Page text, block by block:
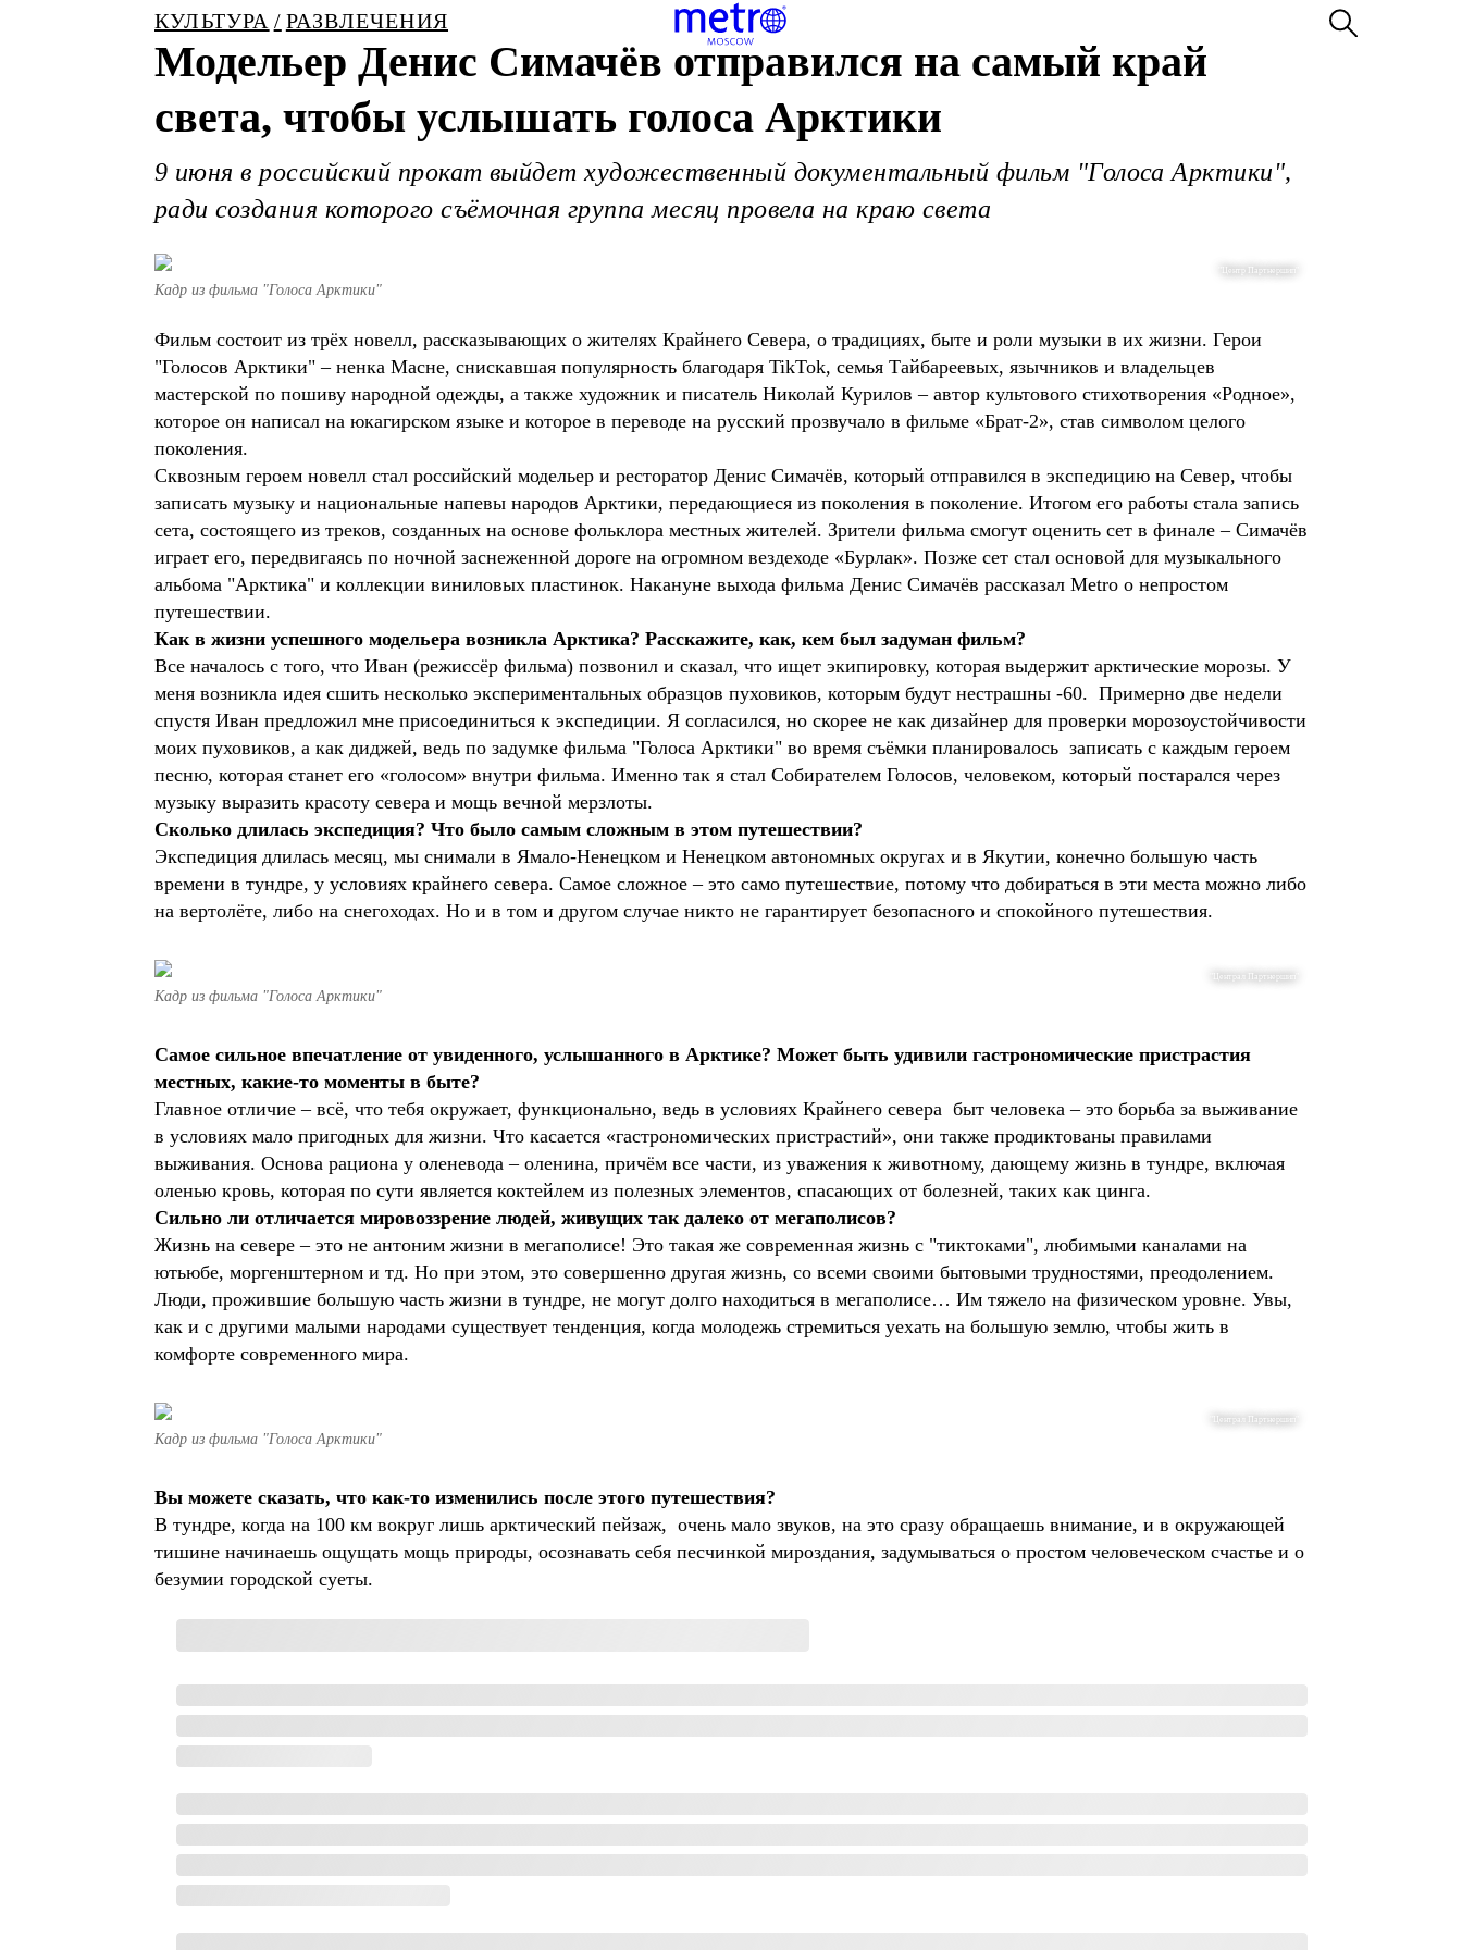
КУЛЬТУРА РАЗВЛЕЧЕНИЯ
Модельер Денис Симачёв отправился на самый край
света, чтобы услышать голоса Арктики
9 июня в российский прокат выйдет художественный документальный фильм "Голоса Арктики",
ради создания которого съёмочная группа месяц провела на краю света
"Центр Партнершип"
Кадр из фильма "Голоса Арктики"
Фильм состоит из трёх новелл, рассказывающих о жителях Крайнего Севера, о традициях, быте и роли музыки в их жизни. Герои
"Голосов Арктики" – ненка Масне, снискавшая популярность благодаря TikTok, семья Тайбареевых, язычников и владельцев
мастерской по пошиву народной одежды, а также художник и писатель Николай Курилов – автор культового стихотворения «Родное»,
которое он написал на юкагирском языке и которое в переводе на русский прозвучало в фильме «Брат-2», став символом целого
поколения.
Сквозным героем новелл стал российский модельер и ресторатор Денис Симачёв, который отправился в экспедицию на Север, чтобы
записать музыку и национальные напевы народов Арктики, передающиеся из поколения в поколение. Итогом его работы стала запись
сета, состоящего из треков, созданных на основе фольклора местных жителей. Зрители фильма смогут оценить сет в финале – Симачёв
играет его, передвигаясь по ночной заснеженной дороге на огромном вездеходе «Бурлак». Позже сет стал основой для музыкального
альбома "Арктика" и коллекции виниловых пластинок. Накануне выхода фильма Денис Симачёв рассказал Metro о непростом
путешествии.
Как в жизни успешного модельера возникла Арктика? Расскажите, как, кем был задуман фильм?
Все началось с того, что Иван (режиссёр фильма) позвонил и сказал, что ищет экипировку, которая выдержит арктические морозы. У
меня возникла идея сшить несколько экспериментальных образцов пуховиков, которым будут нестрашны -60. Примерно две недели
спустя Иван предложил мне присоединиться к экспедиции. Я согласился, но скорее не как дизайнер для проверки морозоустойчивости
моих пуховиков, а как диджей, ведь по задумке фильма "Голоса Арктики" во время съёмки планировалось записать с каждым героем
песню, которая станет его «голосом» внутри фильма. Именно так я стал Собирателем Голосов, человеком, который постарался через
музыку выразить красоту севера и мощь вечной мерзлоты.
Сколько длилась экспедиция? Что было самым сложным в этом путешествии?
Экспедиция длилась месяц, мы снимали в Ямало-Ненецком и Ненецком автономных округах и в Якутии, конечно большую часть
времени в тундре, у условиях крайнего севера. Самое сложное – это само путешествие, потому что добираться в эти места можно либо
на вертолёте, либо на снегоходах. Но и в том и другом случае никто не гарантирует безопасного и спокойного путешествия.
"Централ Партнершип"
Кадр из фильма "Голоса Арктики"
Самое сильное впечатление от увиденного, услышанного в Арктике? Может быть удивили гастрономические пристрастия
местных, какие-то моменты в быте?
Главное отличие – всё, что тебя окружает, функционально, ведь в условиях Крайнего севера быт человека – это борьба за выживание
в условиях мало пригодных для жизни. Что касается «гастрономических пристрастий», они также продиктованы правилами
выживания. Основа рациона у оленевода – оленина, причём все части, из уважения к животному, дающему жизнь в тундре, включая
оленью кровь, которая по сути является коктейлем из полезных элементов, спасающих от болезней, таких как цинга.
Сильно ли отличается мировоззрение людей, живущих так далеко от мегаполисов?
Жизнь на севере – это не антоним жизни в мегаполисе! Это такая же современная жизнь с "тиктоками", любимыми каналами на
ютьюбе, моргенштерном и тд. Но при этом, это совершенно другая жизнь, со всеми своими бытовыми трудностями, преодолением.
Люди, прожившие большую часть жизни в тундре, не могут долго находиться в мегаполисе… Им тяжело на физическом уровне. Увы,
как и с другими малыми народами существует тенденция, когда молодежь стремиться уехать на большую землю, чтобы жить в
комфорте современного мира.
"Централ Партнершип"
Кадр из фильма "Голоса Арктики"
Вы можете сказать, что как-то изменились после этого путешествия?
В тундре, когда на 100 км вокруг лишь арктический пейзаж, очень мало звуков, на это сразу обращаешь внимание, и в окружающей
тишине начинаешь ощущать мощь природы, осознавать себя песчинкой мироздания, задумываться о простом человеческом счастье и о
безумии городской суеты.